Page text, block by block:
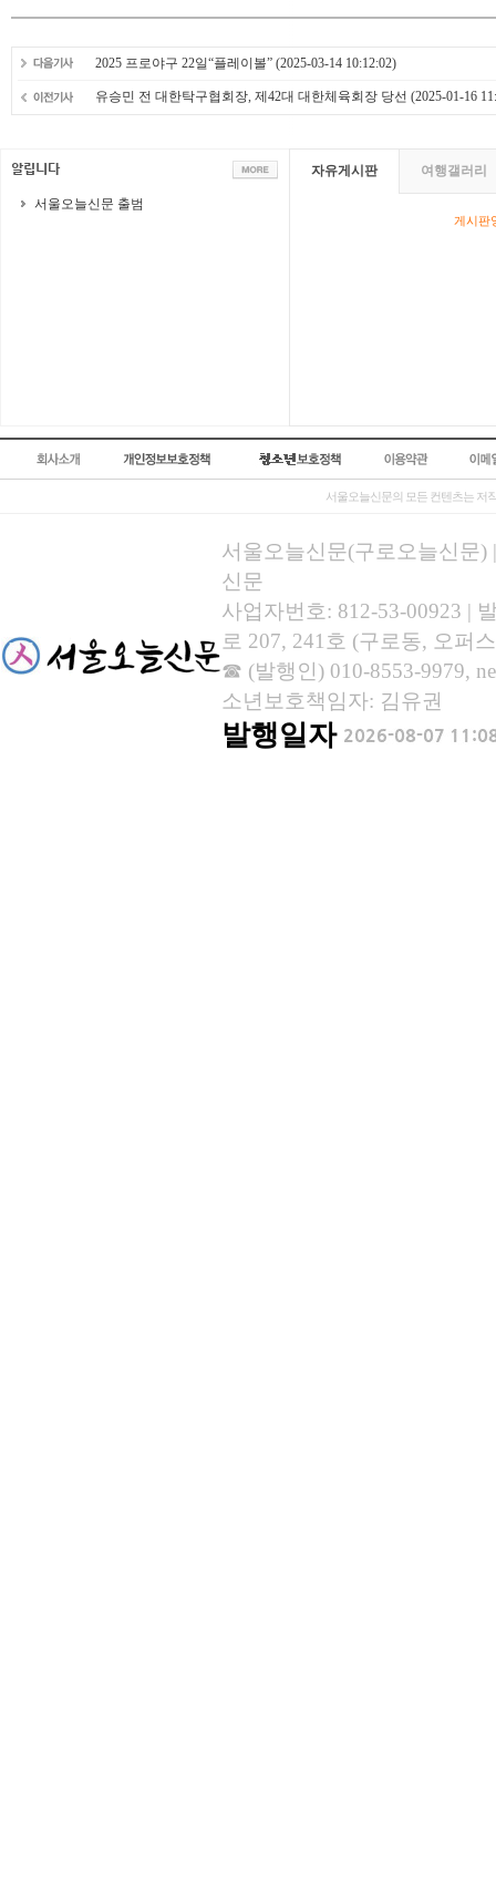
2025 프로야구 22일“플레이볼” (2025-03-14 10:12:02)
유승민 전 대한탁구협회장, 제42대 대한체육회장 당선 (2025-01-16
서울오늘신문 출범
자유게시판 여행갤러리
게시판
서울오늘신문의 모든 컨텐츠는 저
서울오늘신문(구로오늘신문)
신문
사업자번호: 812-53-00923 |
로 207, 241호 (구로동, 오퍼
☎ (발행인) 010-8553-9979,
소년보호책임자: 김유권
발행일자